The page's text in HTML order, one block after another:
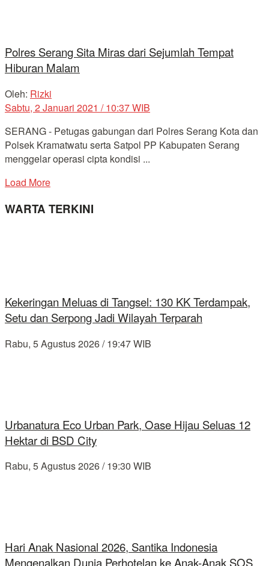
Polres Serang Sita Miras dari Sejumlah Tempat
Hiburan Malam
Oleh: Rizki
Sabtu, 2 Januari 2021 / 10:37 WIB
SERANG - Petugas gabungan dari Polres Serang Kota dan
Polsek Kramatwatu serta Satpol PP Kabupaten Serang
menggelar operasi cipta kondisi ...
Load More
WARTA TERKINI
Kekeringan Meluas di Tangsel: 130 KK Terdampak,
Setu dan Serpong Jadi Wilayah Terparah
Rabu, 5 Agustus 2026 / 19:47 WIB
Urbanatura Eco Urban Park, Oase Hijau Seluas 12
Hektar di BSD City
Rabu, 5 Agustus 2026 / 19:30 WIB
Hari Anak Nasional 2026, Santika Indonesia
Mengenalkan Dunia Perhotelan ke Anak-Anak SOS